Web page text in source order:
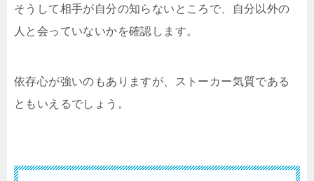
そうして相手が自分の知らないところで、自分以外の
人と会っていないかを確認します。
依存心が強いのもありますが、ストーカー気質である
ともいえるでしょう。